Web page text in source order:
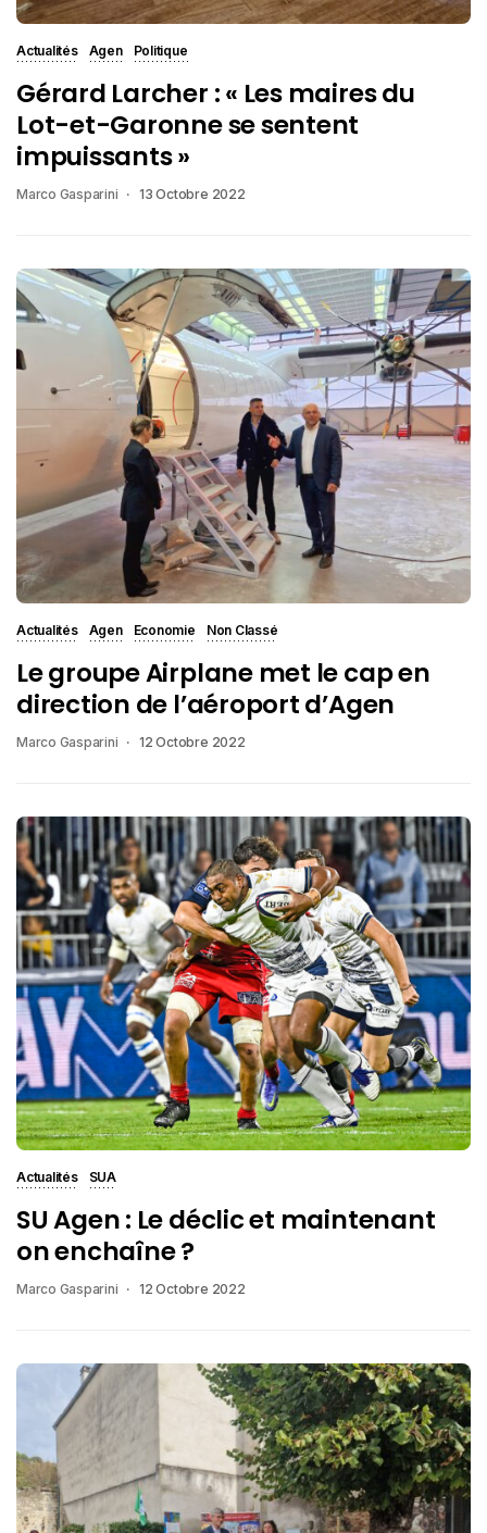
Actualités Agen Politique
Gérard Larcher : « Les maires du
Lot-et-Garonne se sentent
impuissants »
Marco Gasparini 13 Octobre 2022
Actualités Agen Economie Non Classé
Le groupe Airplane met le cap en
direction de l’aéroport d’Agen
Marco Gasparini 12 Octobre 2022
Actualités SUA
SU Agen : Le déclic et maintenant
on enchaîne ?
Marco Gasparini 12 Octobre 2022